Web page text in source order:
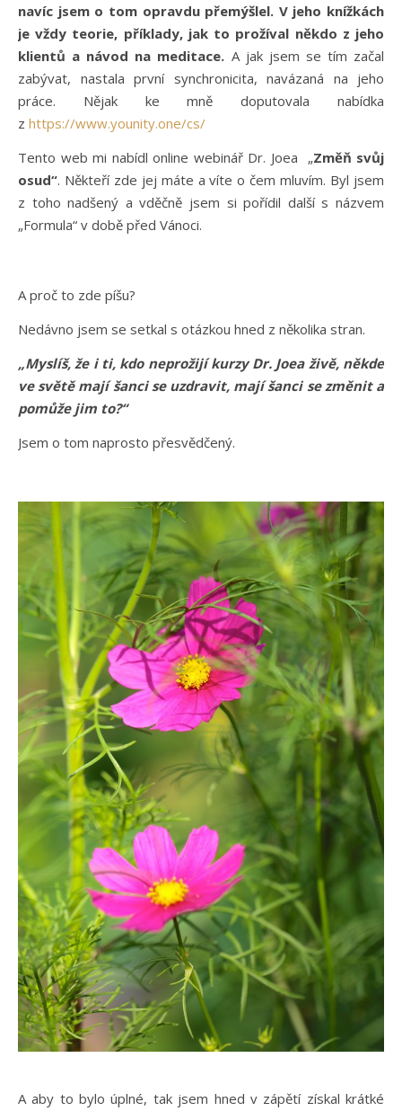
navíc jsem o tom opravdu přemýšlel. V jeho knížkách
je vždy teorie, příklady, jak to prožíval někdo z jeho
klientů a návod na meditace. A jak jsem se tím začal
zabývat, nastala první synchronicita, navázaná na jeho
práce. Nějak ke mně doputovala nabídka
z https://www.younity.one/cs/
Tento web mi nabídl online webinář Dr. Joea „Změň svůj
osud“. Někteří zde jej máte a víte o čem mluvím. Byl jsem
z toho nadšený a vděčně jsem si pořídil další s názvem
„Formula“ v době před Vánoci.
A proč to zde píšu?
Nedávno jsem se setkal s otázkou hned z několika stran.
„Myslíš, že i ti, kdo neprožijí kurzy Dr. Joea živě, někde
ve světě mají šanci se uzdravit, mají šanci se změnit a
pomůže jim to?“
Jsem o tom naprosto přesvědčený.
A aby to bylo úplné, tak jsem hned v zápětí získal krátké